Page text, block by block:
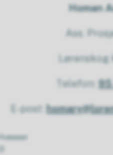
Homan
Ass.
Telefon:
E-post: